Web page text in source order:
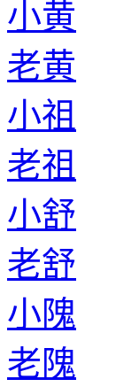
小黄
老黄
小祖
老祖
小舒
老舒
小隗
老隗